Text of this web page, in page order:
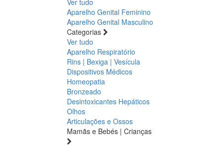
Aparelho Genital Feminino
Aparelho Genital Masculino
Categorias
Ver tudo
Aparelho Respiratório
Rins | Bexiga | Vesícula
Dispositivos Médicos
Homeopatia
Bronzeado
Desintoxicantes Hepáticos
Olhos
Articulações e Ossos
Mamãs e Bebés | Crianças